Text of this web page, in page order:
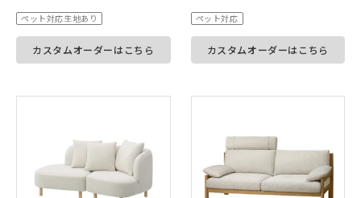
ペット対応生地あり
カスタムオーダーはこちら
ペット対応
カスタムオーダーはこちら